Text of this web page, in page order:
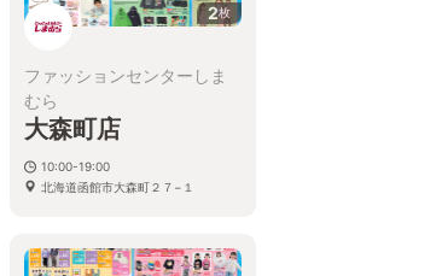
2枚
ファッションセンターしま
むら
大森町店
10:00-19:00
北海道函館市大森町２７−１